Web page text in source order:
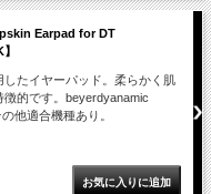
Earpad for DT
たイヤーパッド。柔らかく肌
的です。beyerdyanamic
他適合機種あり。